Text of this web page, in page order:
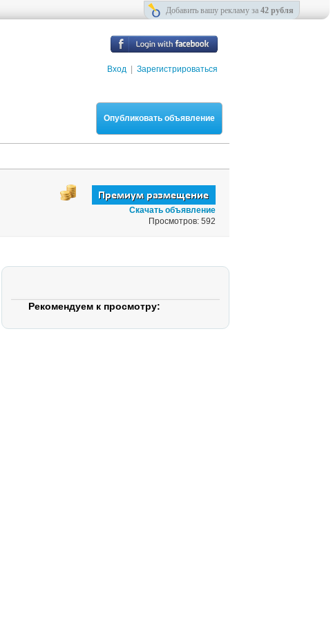
Вход Зарегистрироваться
Опубликовать объявление
Скачать объявление
Просмотров: 592
Добавить вашу рекламу за 42 рубля
Рекомендуем к просмотру: